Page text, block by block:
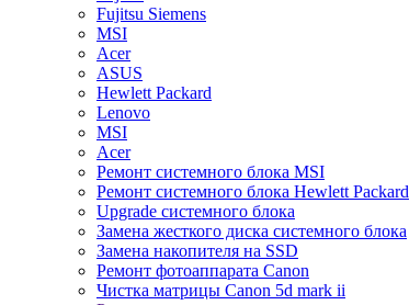
Fujitsu Siemens
MSI
Acer
ASUS
Hewlett Packard
Lenovo
MSI
Acer
Ремонт системного блока MSI
Ремонт системного блока Hewlett Packard
Upgrade системного блока
Замена жесткого диска системного блока
Замена накопителя на SSD
Ремонт фотоаппарата Canon
Чистка матрицы Canon 5d mark ii